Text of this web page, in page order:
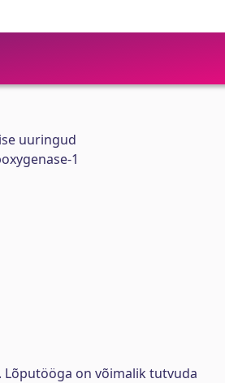
uuringud
1
on võimalik tutvuda